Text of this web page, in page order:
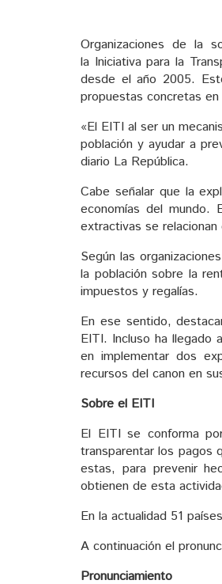
Organizaciones de la
la Iniciativa para la
desde el año 2005.
propuestas concretas
«El EITI al ser un
población y ayudar a
diario La República.
Cabe señalar que la
economías del mundo.
extractivas se
Según las
la población sobre la
impuestos y regalías.
En ese sentido,
EITI. Incluso ha llegado
en implementar dos
recursos del canon en
Sobre el EITI
El EITI se conforma
transparentar los pagos
estas, para prevenir
obtienen de esta
En la actualidad 51
A continuación el
Pronunciamiento